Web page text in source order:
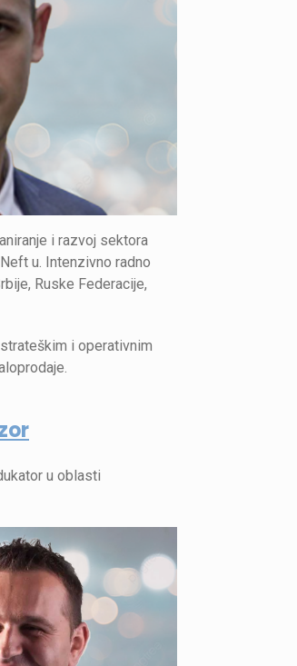
i razvoj sektora
u. Intenzivno radno
Ruske Federacije,
i operativnim
u oblasti